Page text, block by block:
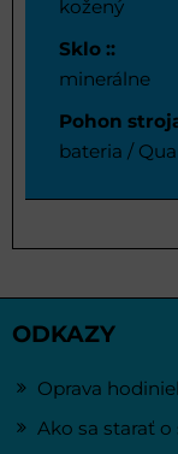
kožený
Sklo ::
minerálne
Pohon
bateria /
ODKAZY
Oprava
Ako sa starať o